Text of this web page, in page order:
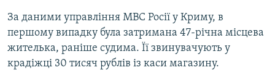
Усі сайти RFE/RL
За даними управління МВС Росії у Криму, в
першому випадку була затримана 47-річна місцева
жителька, раніше судима. Її звинувачують у
крадіжці 30 тисяч рублів із каси магазину.